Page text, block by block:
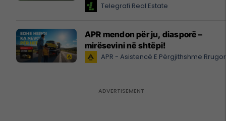
Telegrafi Real Estate
APR mendon për ju, diasporë –
mirësevini në shtëpi!
APR - Asistencë E Përgjithshme